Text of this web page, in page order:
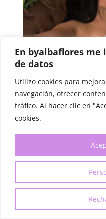
En byalbaflores
de datos
Utilizo cookies para
navegación, ofrecer
tráfico. Al hacer clic en
cookies.
Las mejores
para disfrutar de
Barcelona: bares
speakeasy y
autor para una
ciudad